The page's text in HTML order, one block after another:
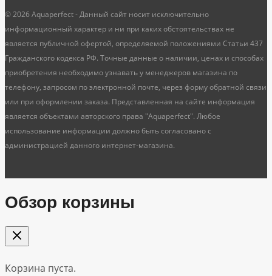
© 2026 Aquaperfect - Данный сайт носит исключительно
информационный характер и ни при каких обстоятельствах не
является публичной офертой, определяемой положениями Статьи 437
Гражданского кодекса РФ. Точные данные о наличии, ценах и способах
приобретения необходимо узнавать у менеджеров магазина по
телефону, запросом по электронной почте, через форму обратной связи
или при оформлении заказа. Представленная на сайте информация
является объектами авторского права "Aquaperfect". Любое
использование информации должно быть согласовано с
администрацией данного интернет-магазина.
Обзор корзины
Корзина пуста.